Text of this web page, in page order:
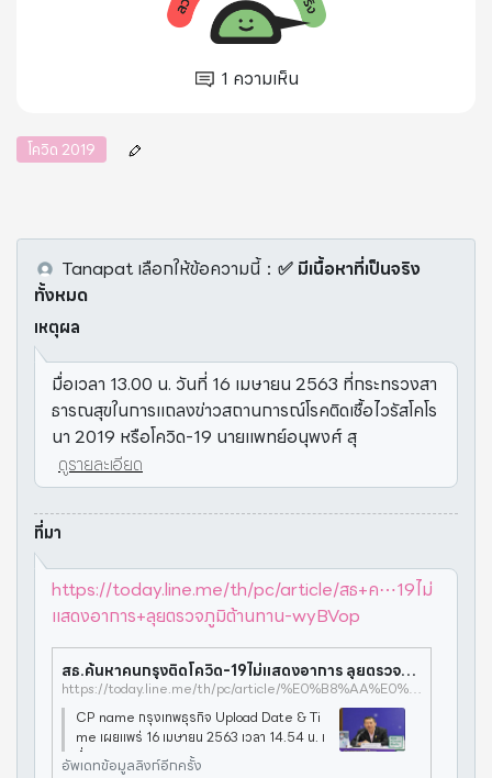
1 ความเห็น
โควิด 2019
Tanapat เลือกให้ข้อความนี้： ✅ มีเนื้อหาที่เป็นจริง
ทั้งหมด
เหตุผล
มื่อเวลา 13.00 น. วันที่ 16 เมษายน 2563 ที่กระทรวงสา
ธารณสุขในการแถลงข่าวสถานการณ์โรคติดเชื้อไวรัสโคโร
นา 2019 หรือโควิด-19 นายแพทย์อนุพงศ์ สุ
ดูรายละเอียด
ที่มา
https://today.line.me/th/pc/article/สธ+ค⋯19ไม่
แสดงอาการ+ลุยตรวจภูมิต้านทาน-wyBVop
สธ.ค้นหาคนกรุงติดโควิด-19ไม่แสดงอาการ ลุยตรวจภูมิต้านทาน | กรุงเทพธุรกิจ | LINE TODAY
https://today.line.me/th/pc/article/%E0%B8%AA%E0%B8%98+%E0%B8%84%E0%B9%89%E0%B8%99%E0%B8%AB%E0%B8%B2%E0%B8%84%E0%B8%99%E0%B8%81%E0%B8%A3%E0%B8%B8%E0%B8%87%E0%B8%95%E0%B8%B4%E0%B8%94%E0%B9%82%E0%B8%84%E0%B8%A7%E0%B8%B4%E0%B8%94+19%E0%B9%84%E0%B8%A1%E0%B9%88%E0%B9%81%E0%B8%AA%E0%B8%94%E0%B8%87%E0%B8%AD%E0%B8%B2%E0%B8%81%E0%B8%B2%E0%B8%A3+%E0%B8%A5%E0%B8%B8%E0%B8%A2%E0%B8%95%E0%B8%A3%E0%B8%A7%E0%B8%88%E0%B8%A0%E0%B8%B9%E0%B8%A1%E0%B8%B4%E0%B8%95%E0%B9%89%E0%B8%B2%E0%B8%99%E0%B8%97%E0%B8%B2%E0%B8%99-wyBVop
CP name กรุงเทพธุรกิจ Upload Date & Ti
me เผยแพร่ 16 เมษายน 2563 เวลา 14.54 น. เ
มื่อเวลา 13.00 น.
อัพเดทข้อมูลลิงก์อีกครั้ง